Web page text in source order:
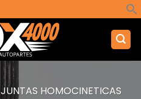
JUNTAS HOMOCINETICAS